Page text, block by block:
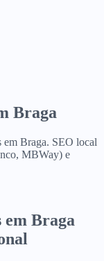
Braga
em Braga. SEO local
MBWay) e
em Braga